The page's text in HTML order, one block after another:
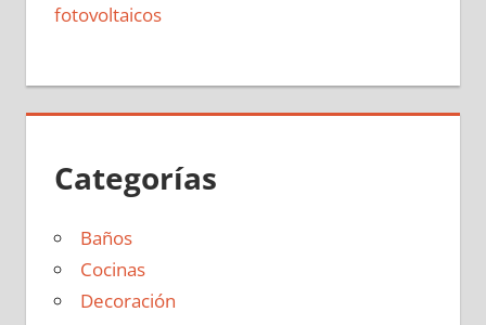
fotovoltaicos
Categorías
Baños
Cocinas
Decoración